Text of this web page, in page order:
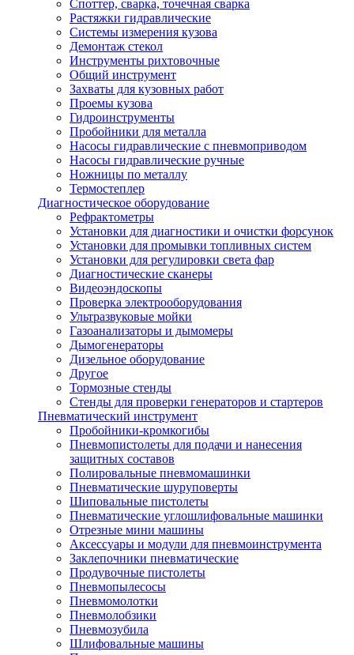
Споттер, сварка, точечная сварка
Растяжки гидравлические
Системы измерения кузова
Демонтаж стекол
Инструменты рихтовочные
Общий инструмент
Захваты для кузовных работ
Проемы кузова
Гидроинструменты
Пробойники для металла
Насосы гидравлические с пневмоприводом
Насосы гидравлические ручные
Ножницы по металлу
Термостеплер
Диагностическое оборудование
Рефрактометры
Установки для диагностики и очистки форсунок
Установки для промывки топливных систем
Установки для регулировки света фар
Диагностические сканеры
Видеоэндоскопы
Проверка электрооборудования
Ультразвуковые мойки
Газоанализаторы и дымомеры
Дымогенераторы
Дизельное оборудование
Другое
Тормозные стенды
Стенды для проверки генераторов и стартеров
Пневматический инструмент
Пробойники-кромкогибы
Пневмопистолеты для подачи и нанесения
защитных составов
Полировальные пневмомашинки
Пневматические шуруповерты
Шиповальные пистолеты
Пневматические углошлифовальные машинки
Отрезные мини машины
Аксессуары и модули для пневмоинструмента
Заклепочники пневматические
Продувочные пистолеты
Пневмопылесосы
Пневмомолотки
Пневмолобзики
Пневмозубила
Шлифовальные машины